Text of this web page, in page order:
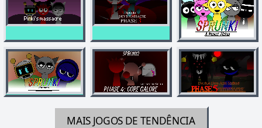
MAIS JOGOS DE TENDÊNCIA